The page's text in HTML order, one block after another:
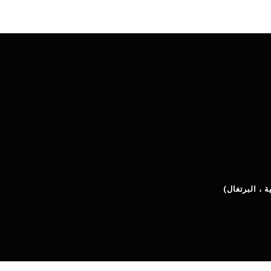
، البرتغال)